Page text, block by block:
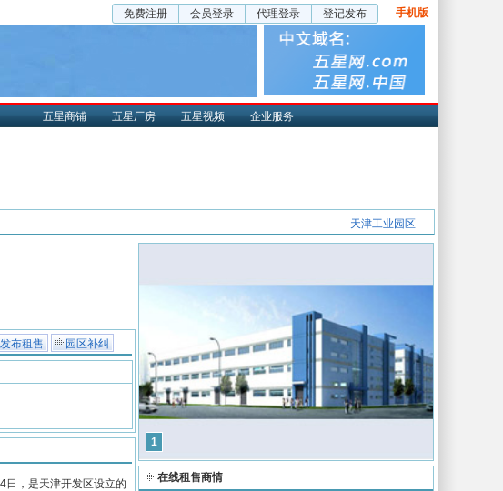
免费注册 会员登录 代理登录 登记发布 手机版
五星商铺 五星厂房 五星视频 企业服务
天津工业园区
发布租售 园区补纠
日，是天津开发区设立的
1
在线租售商情